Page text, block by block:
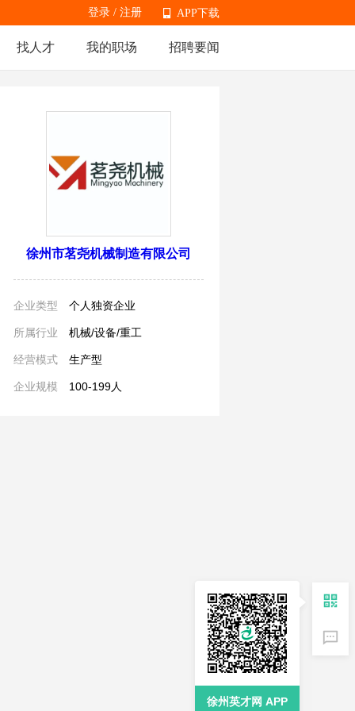
APP下载
APP下载
登录 / 注册
找人才 我的职场 招聘要闻
徐州市茗尧机械制造有限公司
企业类型 个人独资企业
所属行业 机械/设备/重工
经营模式 生产型
企业规模 100-199人
徐州英才网 APP